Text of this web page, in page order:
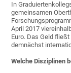
In
gemeinsamen
April 2017
Euro. Das Geld
demnächst
Welche Disziplinen